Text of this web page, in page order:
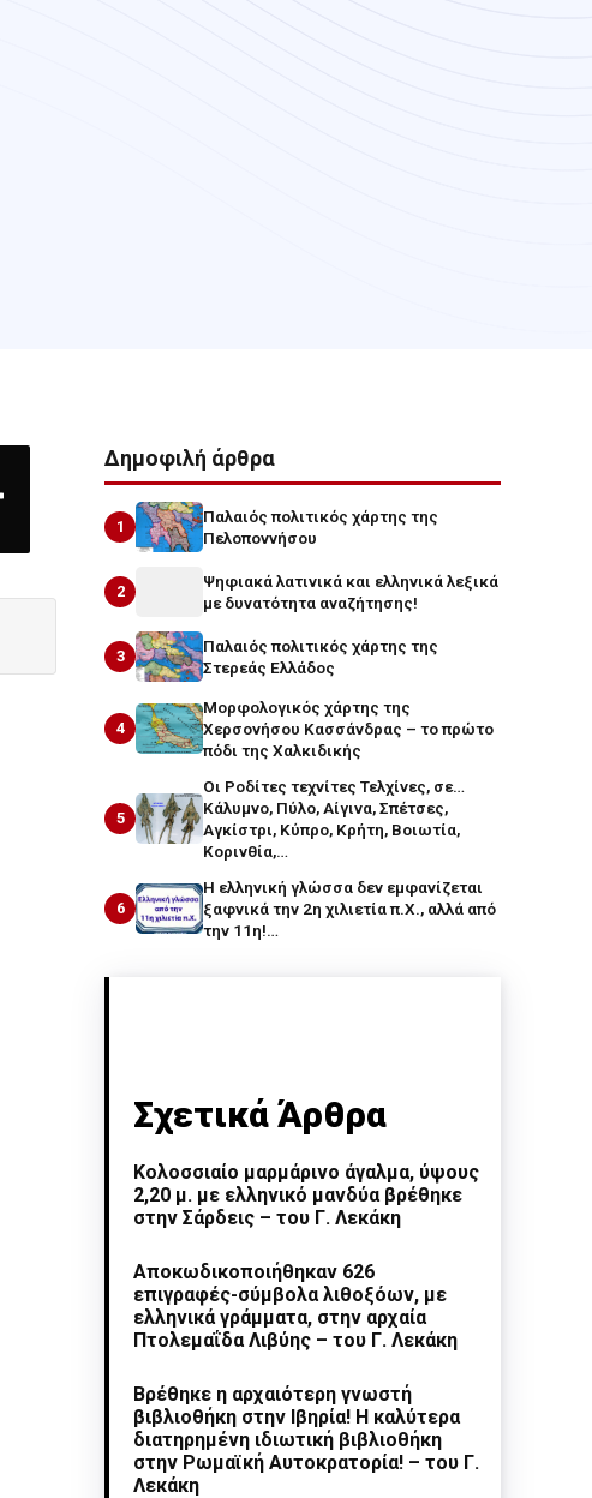
Δημοφιλή άρθρα
1
Παλαιός πολιτικός χάρτης της
Πελοποννήσου
2
Ψηφιακά λατινικά και ελληνικά λεξικά
με δυνατότητα αναζήτησης!
3
Παλαιός πολιτικός χάρτης της
Στερεάς Ελλάδος
4
Μορφολογικός χάρτης της
Χερσονήσου Κασσάνδρας – το πρώτο
πόδι της Χαλκιδικής
5
Οι Ροδίτες τεχνίτες Τελχίνες, σε…
Κάλυμνο, Πύλο, Αίγινα, Σπέτσες,
Αγκίστρι, Κύπρο, Κρήτη, Βοιωτία,
Κορινθία,…
6
Η ελληνική γλώσσα δεν εμφανίζεται
ξαφνικά την 2η χιλιετία π.Χ., αλλά από
την 11η!…
Σχετικά Άρθρα
Κολοσσιαίο μαρμάρινο άγαλμα, ύψους
2,20 μ. με ελληνικό μανδύα βρέθηκε
στην Σάρδεις – του Γ. Λεκάκη
Αποκωδικοποιήθηκαν 626
επιγραφές-σύμβολα λιθοξόων, με
ελληνικά γράμματα, στην αρχαία
Πτολεμαΐδα Λιβύης – του Γ. Λεκάκη
Βρέθηκε η αρχαιότερη γνωστή
βιβλιοθήκη στην Ιβηρία! Η καλύτερα
διατηρημένη ιδιωτική βιβλιοθήκη
στην Ρωμαϊκή Αυτοκρατορία! – του Γ.
Λεκάκη